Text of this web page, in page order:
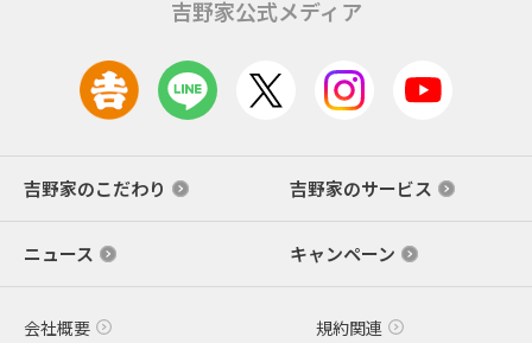
吉野家公式メディア
吉野家のこだわり 吉野家のサービス
ニュース キャンペーン
会社概要 規約関連